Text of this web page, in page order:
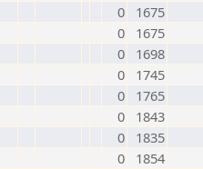
0
1675
0
1675
0
1698
0
1745
0
1765
0
1843
0
1835
0
1854